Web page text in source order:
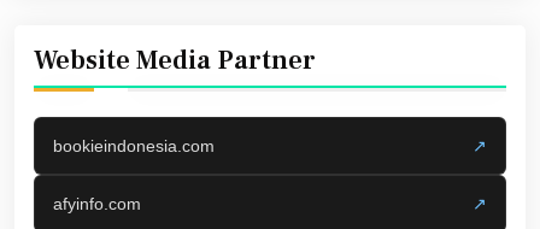
Website Media Partner
bookieindonesia.com ↗
afyinfo.com ↗